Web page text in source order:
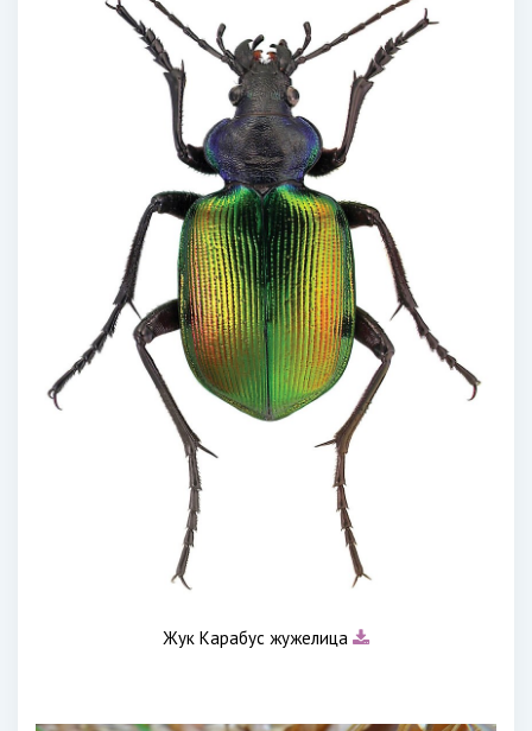
Жук Карабус жужелица